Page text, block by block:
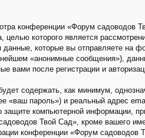
конференции «Форум садоводов
целью которого является
которые вы отправляете на
«анонимные сообщения»),
вами после регистрации и
содержать, как минимум,
«ваш пароль») и реальный адрес
защите компьютерной информации,
Твой Сад», кроме вашего
конференции «Форум